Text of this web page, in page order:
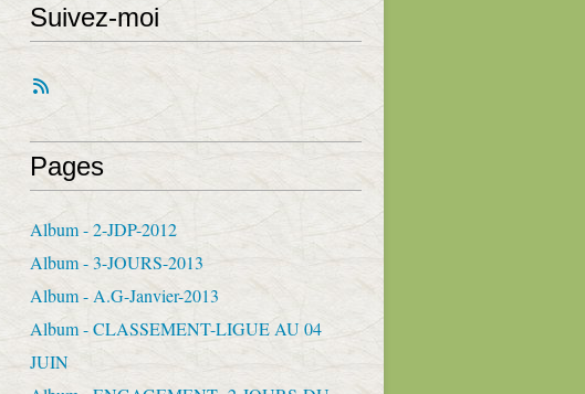
Suivez-moi
Pages
Album - 2-JDP-2012
Album - 3-JOURS-2013
Album - A.G-Janvier-2013
Album - CLASSEMENT-LIGUE AU 04
JUIN